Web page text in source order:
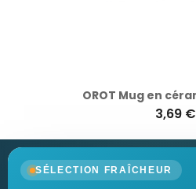
OROT Mug en
3,69 €
SÉLECTION FRAÎCHEUR